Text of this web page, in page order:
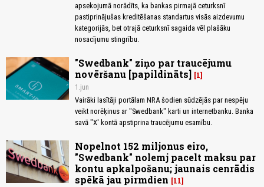
apsekojumā norādīts, ka bankas pirmajā ceturksnī
pastiprinājušas kreditēšanas standartus visās aizdevumu
kategorijās, bet otrajā ceturksnī sagaida vēl plašāku
nosacījumu stingrību.
"Swedbank" ziņo par traucējumu
novēršanu [papildināts]
1
1.jun
Vairāki lasītāji portālam NRA šodien sūdzējās par nespēju
veikt norēķinus ar "Swedbank" karti un internetbanku. Banka
savā "X' kontā apstiprina traucējumu esamību.
Nopelnot 152 miljonus eiro,
"Swedbank" nolemj pacelt maksu par
kontu apkalpošanu; jaunais cenrādis
spēkā jau pirmdien
11